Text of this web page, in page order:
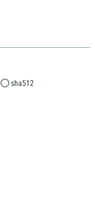
sha512